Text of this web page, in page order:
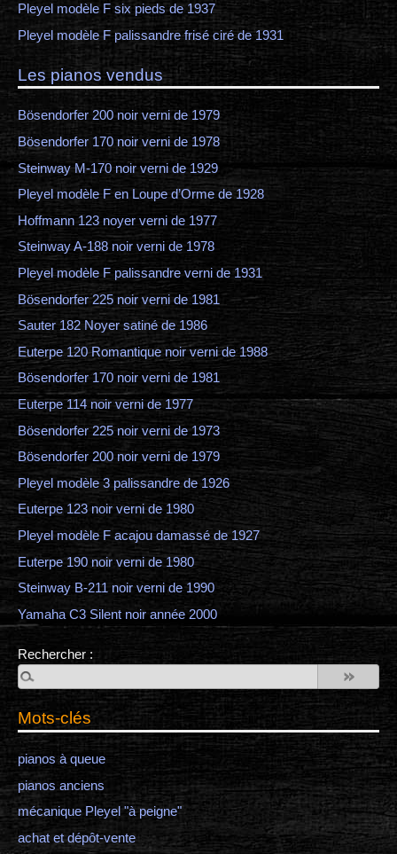
Pleyel modèle F six pieds de 1937
Pleyel modèle F palissandre frisé ciré de 1931
Les pianos vendus
Bösendorfer 200 noir verni de 1979
Bösendorfer 170 noir verni de 1978
Steinway M-170 noir verni de 1929
Pleyel modèle F en Loupe d’Orme de 1928
Hoffmann 123 noyer verni de 1977
Steinway A-188 noir verni de 1978
Pleyel modèle F palissandre verni de 1931
Bösendorfer 225 noir verni de 1981
Sauter 182 Noyer satiné de 1986
Euterpe 120 Romantique noir verni de 1988
Bösendorfer 170 noir verni de 1981
Euterpe 114 noir verni de 1977
Bösendorfer 225 noir verni de 1973
Bösendorfer 200 noir verni de 1979
Pleyel modèle 3 palissandre de 1926
Euterpe 123 noir verni de 1980
Pleyel modèle F acajou damassé de 1927
Euterpe 190 noir verni de 1980
Steinway B-211 noir verni de 1990
Yamaha C3 Silent noir année 2000
Rechercher :
Mots-clés
pianos à queue
pianos anciens
mécanique Pleyel "à peigne"
achat et dépôt-vente